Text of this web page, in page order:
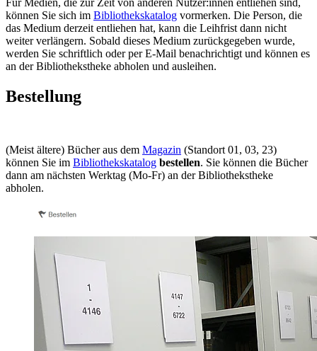
können Sie sich im Bibliothekskatalog vormerken. Die Person, die
das Medium derzeit entliehen hat, kann die Leihfrist dann nicht
weiter verlängern. Sobald dieses Medium zurückgegeben wurde,
werden Sie schriftlich oder per E-Mail benachrichtigt und können es
an der Bibliothekstheke abholen und ausleihen.
Bestellung
(Meist ältere) Bücher aus dem Magazin (Standort 01, 03, 23)
können Sie im Bibliothekskatalog bestellen. Sie können die Bücher
dann am nächsten Werktag (Mo-Fr) an der Bibliothekstheke
abholen.